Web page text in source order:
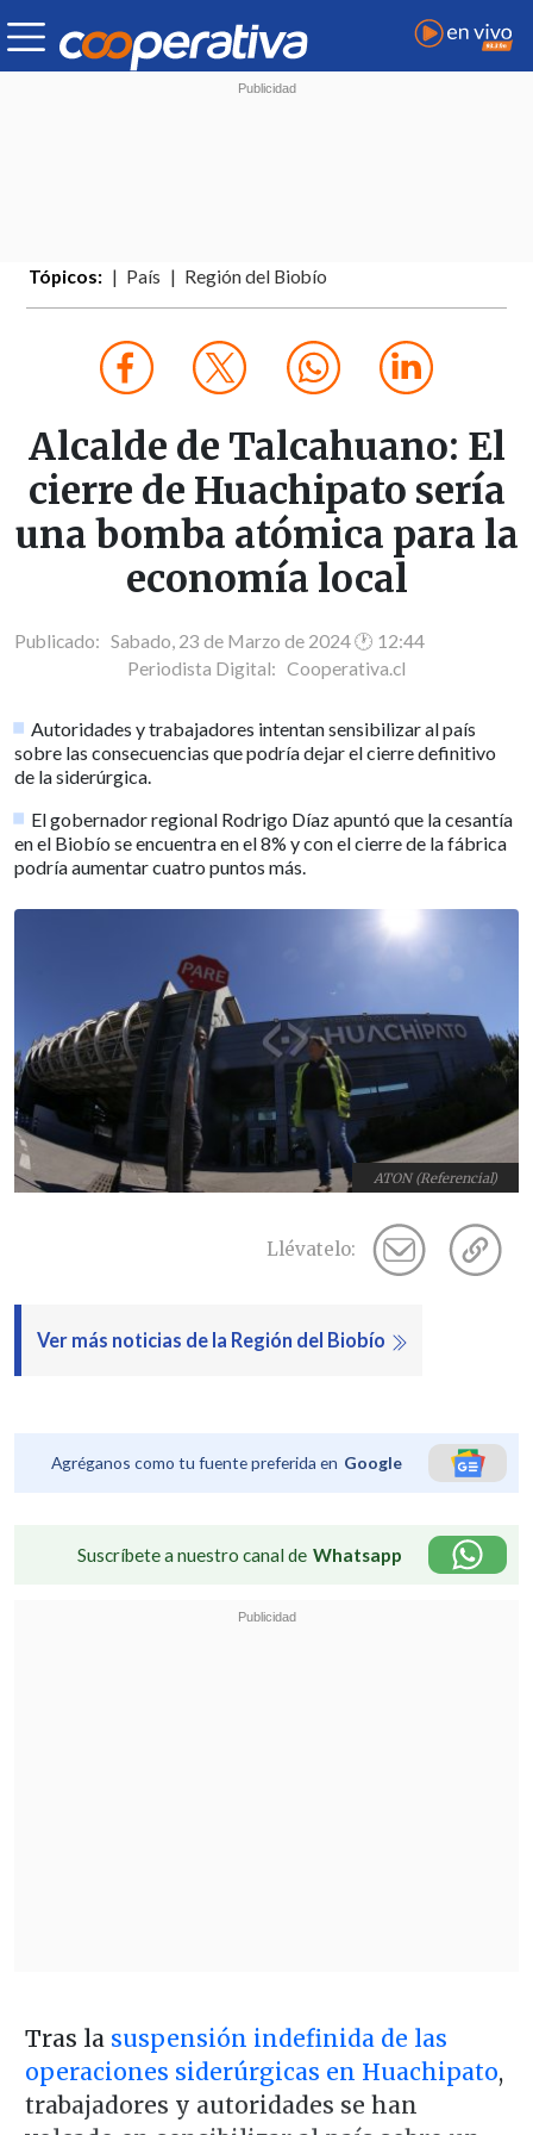
Tópicos: País Región del Biobío
Alcalde de Talcahuano: El
cierre de Huachipato sería
una bomba atómica para la
economía local
Publicado: Sabado, 23 de Marzo de 2024 🕐 12:44
Periodista Digital: Cooperativa.cl
Autoridades y trabajadores intentan sensibilizar al país
sobre las consecuencias que podría dejar el cierre definitivo
de la siderúrgica.
El gobernador regional Rodrigo Díaz apuntó que la cesantía
en el Biobío se encuentra en el 8% y con el cierre de la fábrica
podría aumentar cuatro puntos más.
ATON (Referencial)
Llévatelo:
Ver más noticias de la Región del Biobío
Agréganos como tu fuente preferida en Google
Suscríbete a nuestro canal de Whatsapp
Tras la suspensión indefinida de las
operaciones siderúrgicas en Huachipato,
trabajadores y autoridades se han